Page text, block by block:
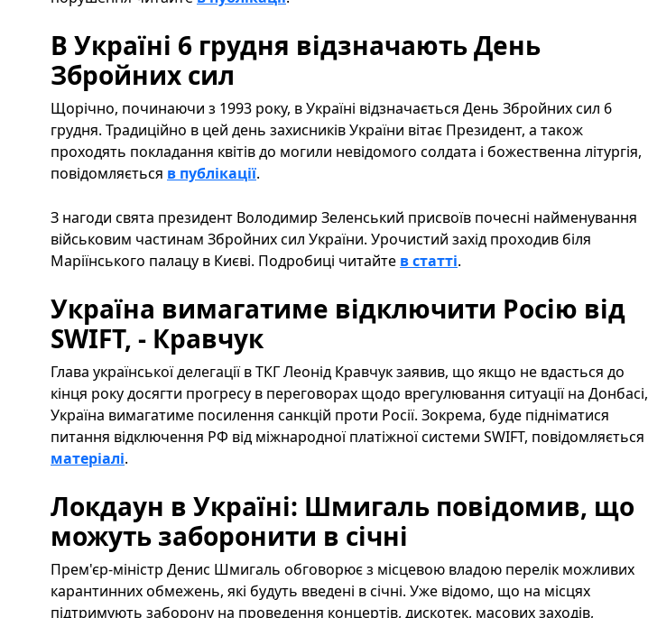
В Україні 6 грудня відзначають День
Збройних сил
Щорічно, починаючи з 1993 року, в Україні відзначається День Збройних сил 6
грудня. Традиційно в цей день захисників України вітає Президент, а також
проходять покладання квітів до могили невідомого солдата і божественна літургія,
повідомляється в публікації.
З нагоди свята президент Володимир Зеленський присвоїв почесні найменування
військовим частинам Збройних сил України. Урочистий захід проходив біля
Маріїнського палацу в Києві. Подробиці читайте в статті.
Україна вимагатиме відключити Росію від
SWIFT, - Кравчук
Глава української делегації в ТКГ Леонід Кравчук заявив, що якщо не вдасться до
кінця року досягти прогресу в переговорах щодо врегулювання ситуації на Донбасі,
Україна вимагатиме посилення санкцій проти Росії. Зокрема, буде підніматися
питання відключення РФ від міжнародної платіжної системи SWIFT, повідомляється
матеріалі.
Локдаун в Україні: Шмигаль повідомив, що
можуть заборонити в січні
Прем'єр-міністр Денис Шмигаль обговорює з місцевою владою перелік можливих
карантинних обмежень, які будуть введені в січні. Уже відомо, що на місцях
підтримують заборону на проведення концертів, дискотек, масових заходів,